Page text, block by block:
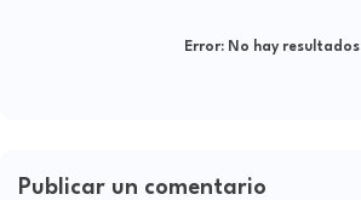
Error:No hay resultados
Publicar un comentario